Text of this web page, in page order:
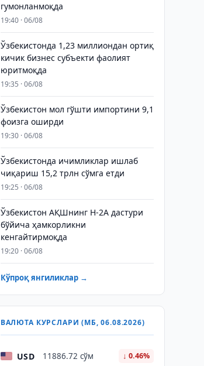
гумонланмоқда
19:40 · 06/08
Ўзбекистонда 1,23 миллиондан ортиқ
кичик бизнес субъекти фаолият
юритмоқда
19:35 · 06/08
Ўзбекистон мол гўшти импортини 9,1
фоизга оширди
19:30 · 06/08
Ўзбекистонда ичимликлар ишлаб
чиқариш 15,2 трлн сўмга етди
19:25 · 06/08
Ўзбекистон АҚШнинг H-2A дастури
бўйича ҳамкорликни
кенгайтирмоқда
19:20 · 06/08
Кўпроқ янгиликлар →
ВАЛЮТА КУРСЛАРИ (МБ, 06.08.2026)
USD 11886.72 сўм ↓ 0.46%